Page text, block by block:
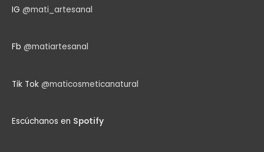
IG @mati_artesanal
Fb @matiartesanal
Tik Tok @maticosmeticanatural
Escúchanos en Spotify